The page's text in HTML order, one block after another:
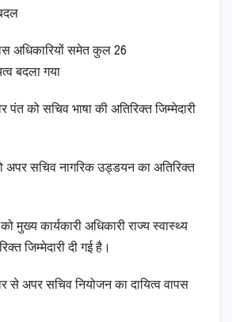
अधिकारियों समेत कुल 26
बदला गया
को सचिव भाषा की अतिरिक्त जिम्मेदारी
अपर सचिव नागरिक उड्डयन का अतिरिक्त
मुख्य कार्यकारी अधिकारी राज्य स्वास्थ्य
जिम्मेदारी दी गई है।
से अपर सचिव नियोजन का दायित्व वापस